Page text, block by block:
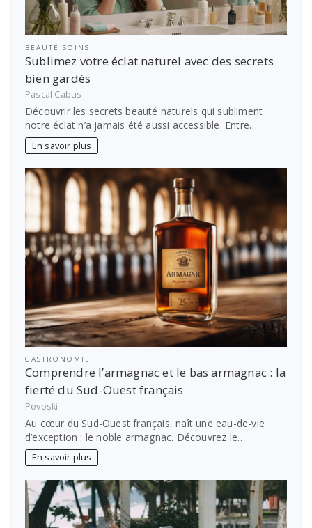
BEAUTÉ SOINS
Sublimez votre éclat naturel avec des secrets
bien gardés
Pascal Cabus
Découvrir les secrets beauté naturels qui subliment
notre éclat n’a jamais été aussi accessible. Entre…
En savoir plus
GASTRONOMIE
Comprendre l’armagnac et le bas armagnac : la
fierté du Sud-Ouest français
Povoski
Au cœur du Sud-Ouest français, naît une eau-de-vie
d’exception : le noble armagnac. Découvrez le…
En savoir plus